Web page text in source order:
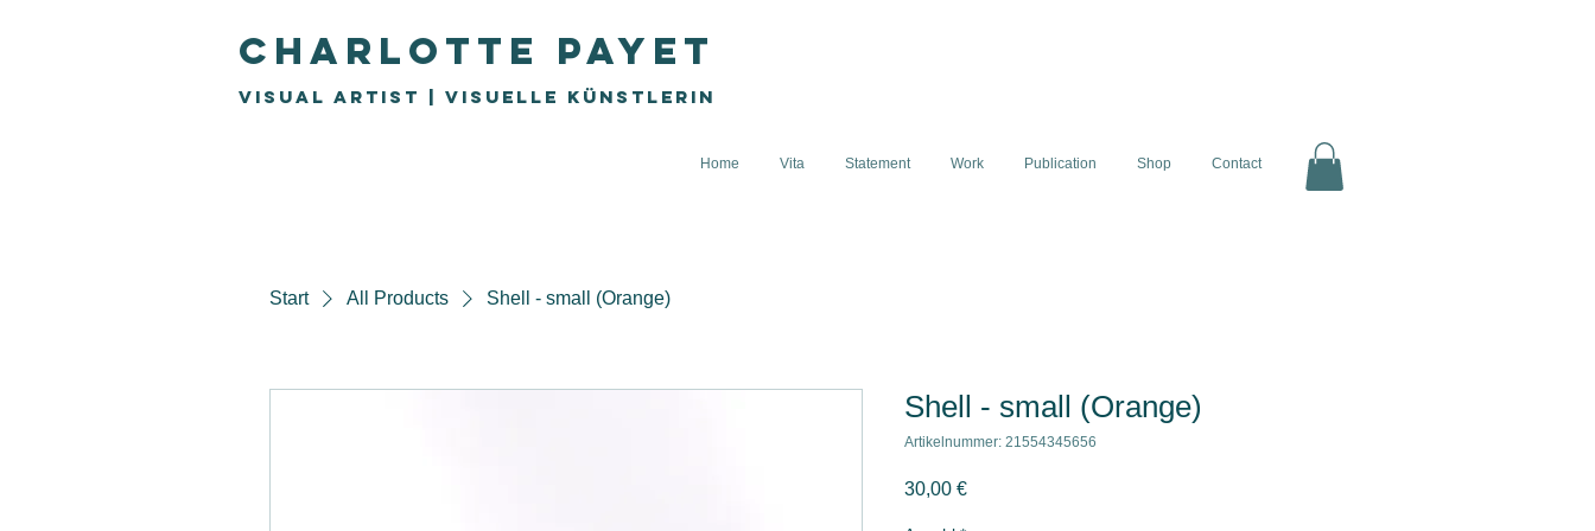
Charlotte Payet
Visual Artist | visuelle Künstlerin
Home Vita Statement Work Publication Shop Contact
Start All Products Shell - small (Orange)
Shell - small (Orange)
Artikelnummer: 21554345656
30,00 €Preis